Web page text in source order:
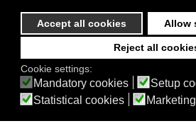
Reject all
Allow
Accept all cookies
Cookie settings:
Mandatory cookies
Setup
Statistical cookies
Kapcsolat
© 2026 Suba Dental | Webdesign by
Akadálymentesítési nyilatkozat